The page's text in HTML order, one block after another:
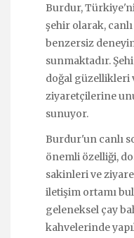
Burdur,
şehir olarak,
benzersiz
sunmaktadır.
doğal güzellikleri
ziyaretçilerine
sunuyor.
Burdur'un canlı
önemli özelliği,
sakinleri ve
iletişim ortamı
geleneksel çay
kahvelerinde